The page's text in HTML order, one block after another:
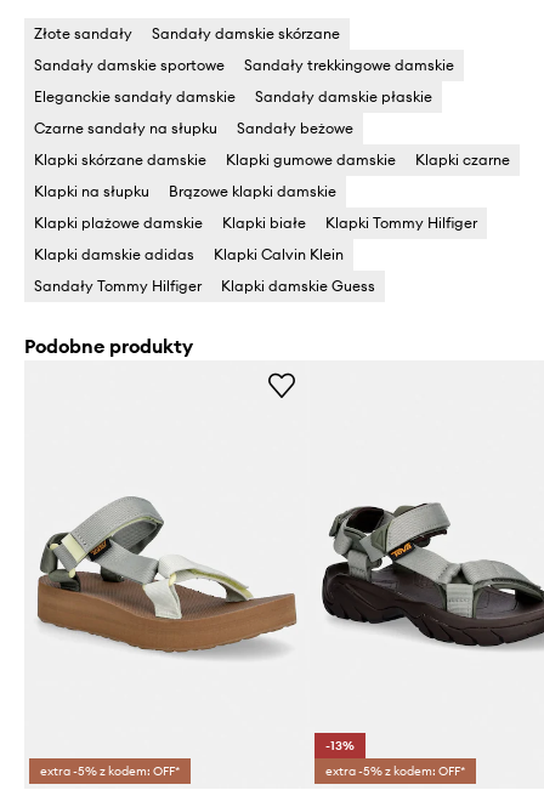
Złote sandały
Sandały damskie skórzane
Sandały damskie sportowe
Sandały trekkingowe damskie
Eleganckie sandały damskie
Sandały damskie płaskie
Czarne sandały na słupku
Sandały beżowe
Klapki skórzane damskie
Klapki gumowe damskie
Klapki czarne
Klapki na słupku
Brązowe klapki damskie
Klapki plażowe damskie
Klapki białe
Klapki Tommy Hilfiger
Klapki damskie adidas
Klapki Calvin Klein
Sandały Tommy Hilfiger
Klapki damskie Guess
Podobne produkty
extra -5% z kodem: OFF*
-13%
extra -5% z kodem: OFF*